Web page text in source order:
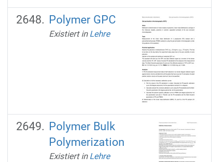
Polymer GPC
Existiert in Lehre
Polymer Bulk
Polymerization
Existiert in Lehre